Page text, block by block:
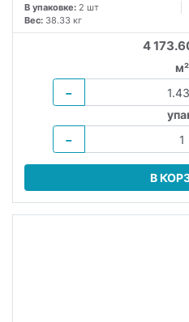
В упаковке: 2 шт
Вес: 38.33 кг
4
м²
−
−
В